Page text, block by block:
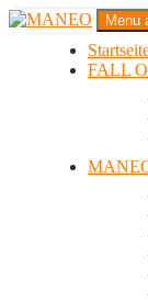
Zum
Das schwule Anti-
Menu
FALL